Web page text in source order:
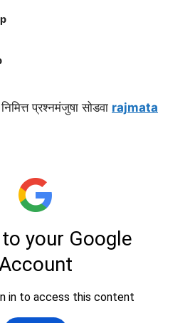
प्रश्नमंजुषा सोडवा rajmata